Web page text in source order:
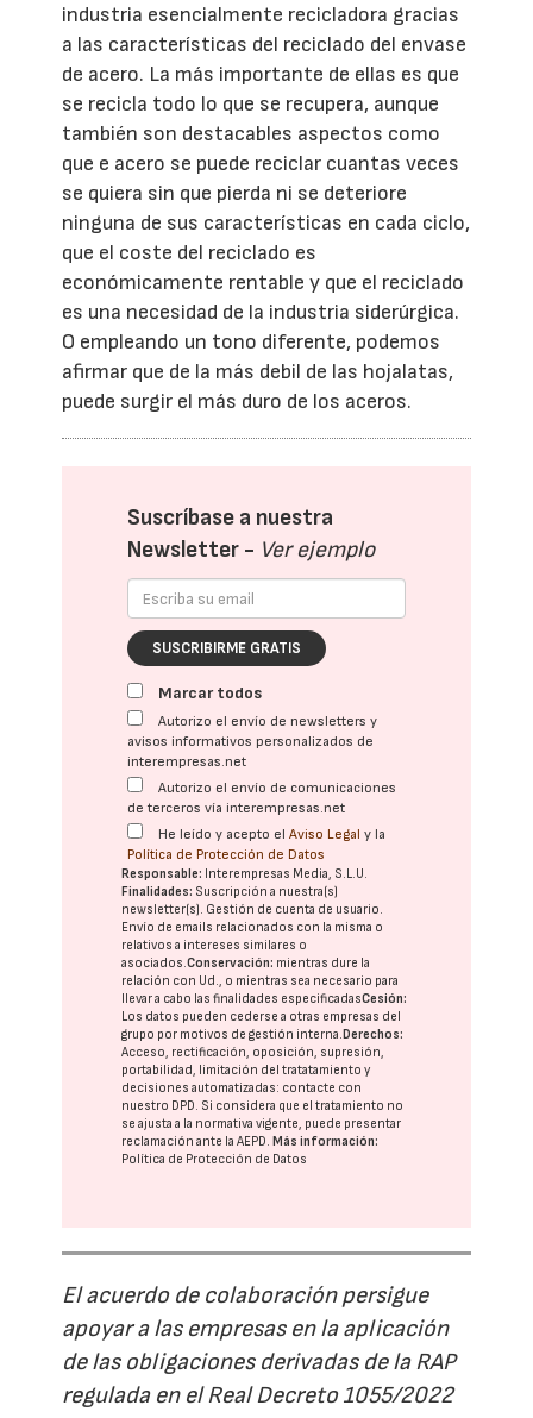
industria esencialmente recicladora gracias
a las características del reciclado del envase
de acero. La más importante de ellas es que
se recicla todo lo que se recupera, aunque
también son destacables aspectos como
que e acero se puede reciclar cuantas veces
se quiera sin que pierda ni se deteriore
ninguna de sus características en cada ciclo,
que el coste del reciclado es
económicamente rentable y que el reciclado
es una necesidad de la industria siderúrgica.
O empleando un tono diferente, podemos
afirmar que de la más debil de las hojalatas,
puede surgir el más duro de los aceros.
Suscríbase a nuestra
Newsletter - Ver ejemplo
SUSCRIBIRME GRATIS
Marcar todos
Autorizo el envío de newsletters y
avisos informativos personalizados de
interempresas.net
Autorizo el envío de comunicaciones
de terceros vía interempresas.net
He leído y acepto elAviso Legal y la
Política de Protección de Datos
Responsable: Interempresas Media, S.L.U.
Finalidades: Suscripción a nuestra(s)
newsletter(s). Gestión de cuenta de usuario.
Envío de emails relacionados con la misma o
relativos a intereses similares o
asociados.Conservación: mientras dure la
relación con Ud., o mientras sea necesario para
llevar a cabo las finalidades especificadasCesión:
Los datos pueden cederse a otras empresas del
grupo por motivos de gestión interna. Derechos:
Acceso, rectificación, oposición, supresión,
portabilidad, limitación del tratatamiento y
decisiones automatizadas: contacte con
nuestro DPD. Si considera que el tratamiento no
se ajusta a la normativa vigente, puede presentar
reclamación ante laAEPD. Más información:
Política de Protección de Datos
El acuerdo de colaboración persigue
apoyar a las empresas en la aplicación
de las obligaciones derivadas de la RAP
regulada en el Real Decreto 1055/2022